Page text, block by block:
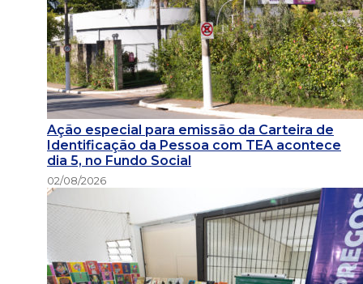
Ação especial para emissão da Carteira de
Identificação da Pessoa com TEA acontece
dia 5, no Fundo Social
02/08/2026